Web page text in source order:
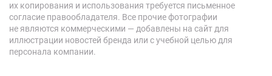
их копирования и использования требуется письменное
согласие правообладателя. Все прочие фотографии
не являются коммерческими — добавлены на сайт для
иллюстрации новостей бренда или с учебной целью для
персонала компании.